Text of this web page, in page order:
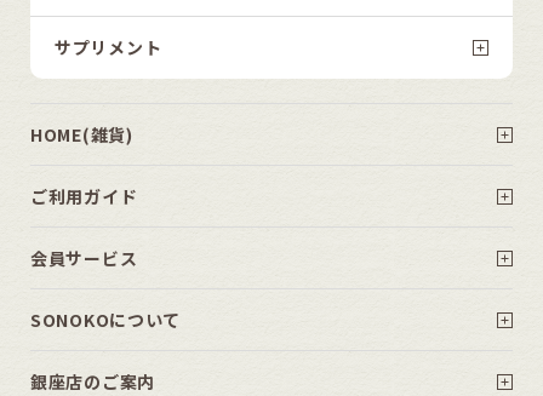
サプリメント
HOME(雑貨)
ご利用ガイド
会員サービス
SONOKOについて
銀座店のご案内